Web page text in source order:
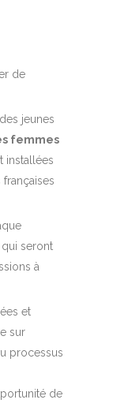
de
jeunes
femmes
installées
seront
à
et
sur
processus
de